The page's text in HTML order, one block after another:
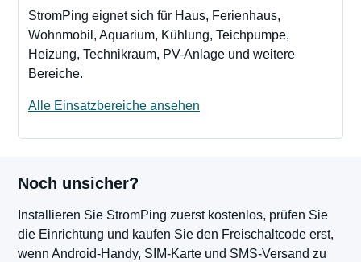
StromPing eignet sich für Haus, Ferienhaus,
Wohnmobil, Aquarium, Kühlung, Teichpumpe,
Heizung, Technikraum, PV-Anlage und weitere
Bereiche.
Alle Einsatzbereiche ansehen
Noch unsicher?
Installieren Sie StromPing zuerst kostenlos, prüfen Sie
die Einrichtung und kaufen Sie den Freischaltcode erst,
wenn Android-Handy, SIM-Karte und SMS-Versand zu